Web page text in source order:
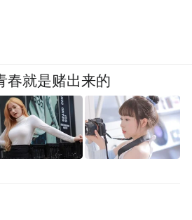
春就是赌出来的